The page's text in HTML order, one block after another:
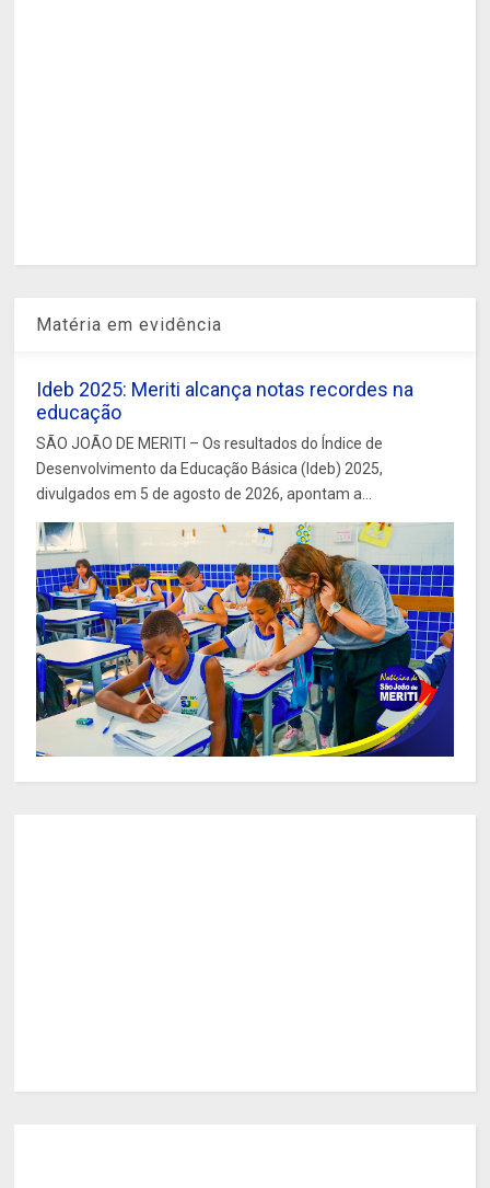
Matéria em evidência
Ideb 2025: Meriti alcança notas recordes na
educação
SÃO JOÃO DE MERITI – Os resultados do Índice de
Desenvolvimento da Educação Básica (Ideb) 2025,
divulgados em 5 de agosto de 2026, apontam a...